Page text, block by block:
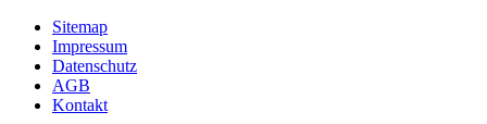
Sitemap
Impressum
Datenschutz
AGB
Kontakt